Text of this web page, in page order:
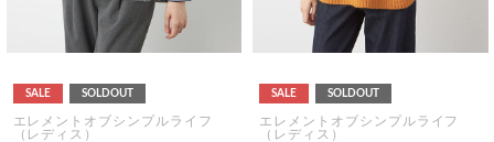
SALE SOLDOUT
エレメントオブシンプルライフ
（レディス）
SALE SOLDOUT
エレメントオブシンプルライフ
（レディス）